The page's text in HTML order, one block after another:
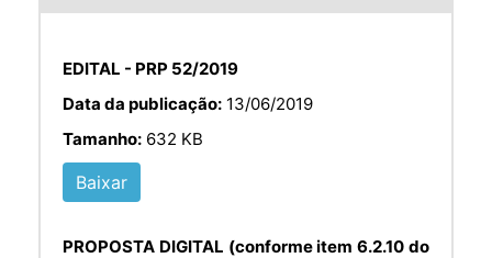
EDITAL - PRP 52/2019
Data da publicação: 13/06/2019
Tamanho: 632 KB
Baixar
PROPOSTA DIGITAL (conforme item 6.2.10 do